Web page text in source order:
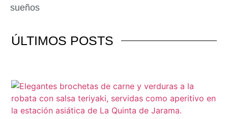
sueños
ÚLTIMOS POSTS